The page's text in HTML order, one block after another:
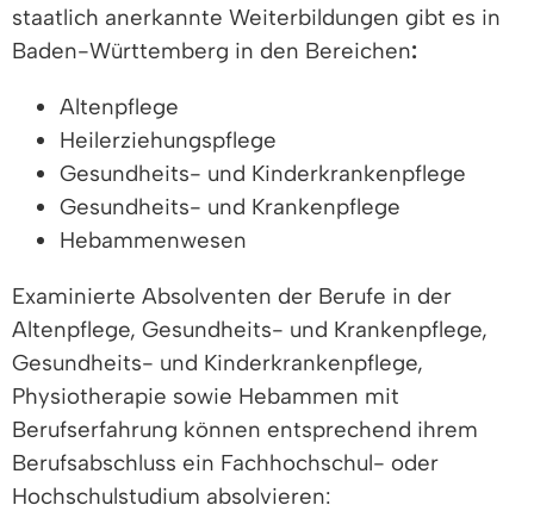
staatlich anerkannte Weiterbildungen gibt es in
Baden-Württemberg in den Bereichen:
Altenpflege
Heilerziehungspflege
Gesundheits- und Kinderkrankenpflege
Gesundheits- und Krankenpflege
Hebammenwesen
Examinierte Absolventen der Berufe in der
Altenpflege, Gesundheits- und Krankenpflege,
Gesundheits- und Kinderkrankenpflege,
Physiotherapie sowie Hebammen mit
Berufserfahrung können entsprechend ihrem
Berufsabschluss ein Fachhochschul- oder
Hochschulstudium absolvieren: